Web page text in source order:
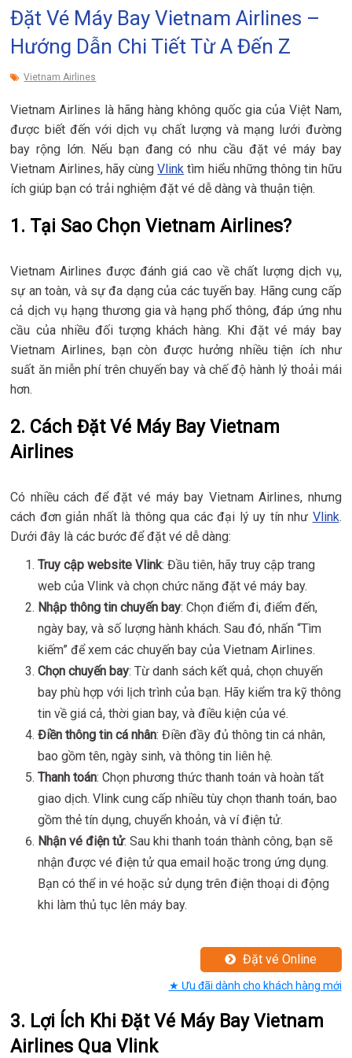
Đặt Vé Máy Bay Vietnam Airlines –
Hướng Dẫn Chi Tiết Từ A Đến Z
Vietnam Airlines
Vietnam Airlines là hãng hàng không quốc gia của Việt Nam,
được biết đến với dịch vụ chất lượng và mạng lưới đường
bay rộng lớn. Nếu bạn đang có nhu cầu đặt vé máy bay
Vietnam Airlines, hãy cùngVlink tìm hiểu những thông tin hữu
ích giúp bạn có trải nghiệm đặt vé dễ dàng và thuận tiện.
1. Tại Sao Chọn Vietnam Airlines?
Vietnam Airlines được đánh giá cao về chất lượng dịch vụ,
sự an toàn, và sự đa dạng của các tuyến bay. Hãng cung cấp
cả dịch vụ hạng thương gia và hạng phổ thông, đáp ứng nhu
cầu của nhiều đối tượng khách hàng. Khi đặt vé máy bay
Vietnam Airlines, bạn còn được hưởng nhiều tiện ích như
suất ăn miễn phí trên chuyến bay và chế độ hành lý thoải mái
hơn.
2. Cách Đặt Vé Máy Bay Vietnam
Airlines
Có nhiều cách để đặt vé máy bay Vietnam Airlines, nhưng
cách đơn giản nhất là thông qua các đại lý uy tín như Vlink.
Dưới đây là các bước để đặt vé dễ dàng:
Truy cập website Vlink: Đầu tiên, hãy truy cập trang
web của Vlink và chọn chức năng đặt vé máy bay.
Nhập thông tin chuyến bay: Chọn điểm đi, điểm đến,
ngày bay, và số lượng hành khách. Sau đó, nhấn “Tìm
kiếm” để xem các chuyến bay của Vietnam Airlines.
Chọn chuyến bay: Từ danh sách kết quả, chọn chuyến
bay phù hợp với lịch trình của bạn. Hãy kiểm tra kỹ thông
tin về giá cả, thời gian bay, và điều kiện của vé.
Điền thông tin cá nhân: Điền đầy đủ thông tin cá nhân,
bao gồm tên, ngày sinh, và thông tin liên hệ.
Thanh toán: Chọn phương thức thanh toán và hoàn tất
giao dịch. Vlink cung cấp nhiều tùy chọn thanh toán, bao
gồm thẻ tín dụng, chuyển khoản, và ví điện tử.
Nhận vé điện tử: Sau khi thanh toán thành công, bạn sẽ
nhận được vé điện tử qua email hoặc trong ứng dụng.
Bạn có thể in vé hoặc sử dụng trên điện thoại di động
khi làm thủ tục lên máy bay.
Đặt vé Online
★ Ưu đãi dành cho khách hàng mới
3. Lợi Ích Khi Đặt Vé Máy Bay Vietnam
Airlines Qua Vlink